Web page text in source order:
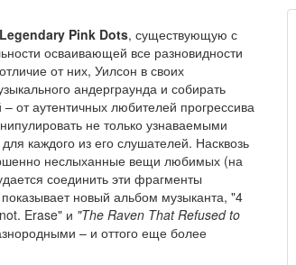
Legendary Pink Dots, существующую с
осваивающей все разновидности
от них, Уилсон в своих
андерграунда и собирать
от аутентичных любителей прогрессива
не только узнаваемыми
каждого из его слушателей. Насквозь
неслыханные вещи любимых (на
соединить эти фрагменты
новый альбом музыканта, "4
Erase" и "The Raven That Refused to
– и оттого еще более